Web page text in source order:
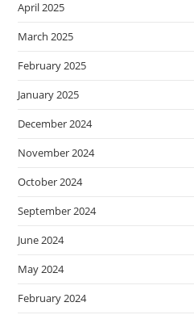
April 2025
March 2025
February 2025
January 2025
December 2024
November 2024
October 2024
September 2024
June 2024
May 2024
February 2024